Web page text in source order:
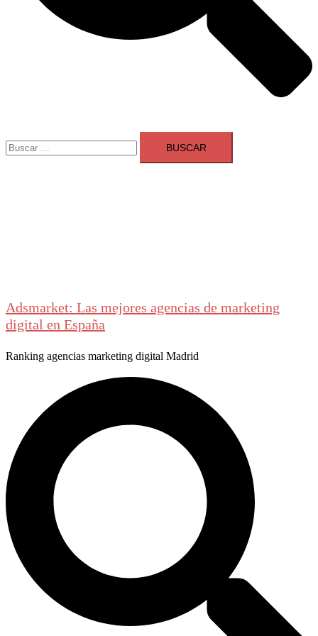
Buscar:
Adsmarket: Las mejores agencias de marketing
digital en España
Ranking agencias marketing digital Madrid